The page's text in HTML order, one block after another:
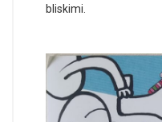
bliskimi.